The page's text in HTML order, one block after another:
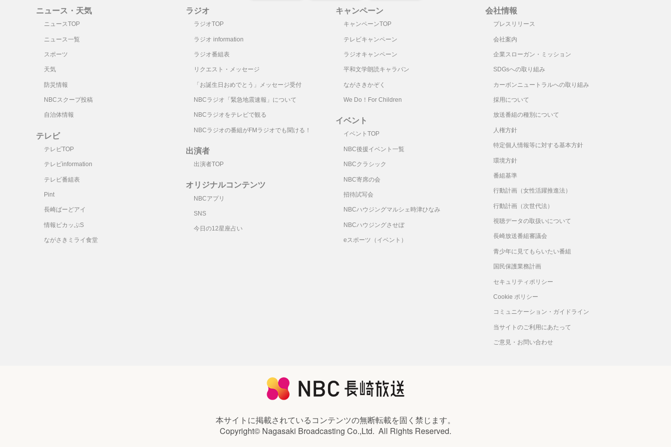
印
を
使
っ
だ
さ
い。
ニュース・天気
ニュースTOP
ニュース一覧
スポーツ
天気
防災情報
NBCスクープ投稿
自治体情報
テレビ
テレビTOP
テレビinformation
テレビ番組表
Pint
長崎ばーどアイ
情報ピカッぷS
ながさきミライ食堂
ラジオ
ラジオTOP
ラジオ information
ラジオ番組表
リクエスト・メッセージ
「お誕生日おめでとう」メッセージ受付
NBCラジオ「緊急地震速報」について
NBCラジオをテレビで観る
NBCラジオの番組がFMラジオでも聞ける！
出演者
出演者TOP
オリジナルコンテンツ
NBCアプリ
SNS
今日の12星座占い
キャンペーン
キャンペーンTOP
テレビキャンペーン
ラジオキャンペーン
平和文学朗読キャラバン
ながさきかぞく
We Do！For Children
イベント
イベントTOP
NBC後援イベント一覧
NBCクラシック
NBC寄席の会
招待試写会
NBCハウジングマルシェ時津ひなみ
NBCハウジングさせぼ
eスポーツ（イベント）
会社情報
プレスリリース
会社案内
企業スローガン・ミッション
SDGsへの取り組み
カーボンニュートラルへの取り組み
採用について
放送番組の種別について
人権方針
特定個人情報等に対する基本方針
環境方針
番組基準
行動計画（女性活躍推進法）
行動計画（次世代法）
視聴データの取扱いについて
長崎放送番組審議会
青少年に見てもらいたい番組
国民保護業務計画
セキュリティポリシー
Cookie ポリシー
コミュニケーション・ガイドライン
当サイトのご利用にあたって
ご意見・お問い合わせ
本サイトに掲載されているコンテンツの無断転載を固く禁じます。
Copyright© Nagasaki Broadcasting Co.,Ltd. All Rights Reserved.